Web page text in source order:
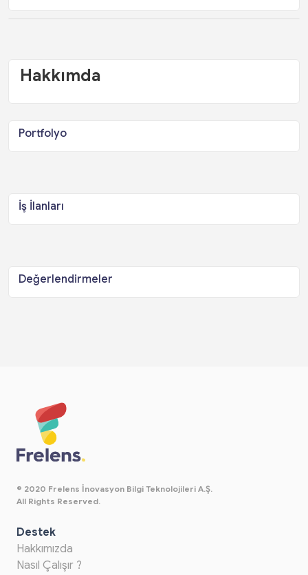
Hakkımda
Portfolyo
İş İlanları
Değerlendirmeler
© 2020 Frelens İnovasyon Bilgi Teknolojileri A.Ş.
All Rights Reserved.
Destek
Hakkımızda
Nasıl Çalışır ?